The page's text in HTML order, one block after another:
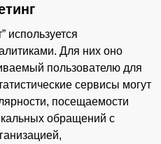
используется
Для них оно
пользователю для
сервисы могут
посещаемости
обращений с